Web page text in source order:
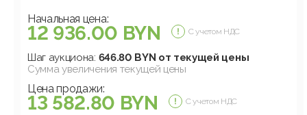
Начальная цена:
12 936.00 BYN С учетом НДС
Шаг аукциона: 646.80 BYN от текущей цены
Сумма увеличения текущей цены
Цена продажи:
13 582.80 BYN С учетом НДС